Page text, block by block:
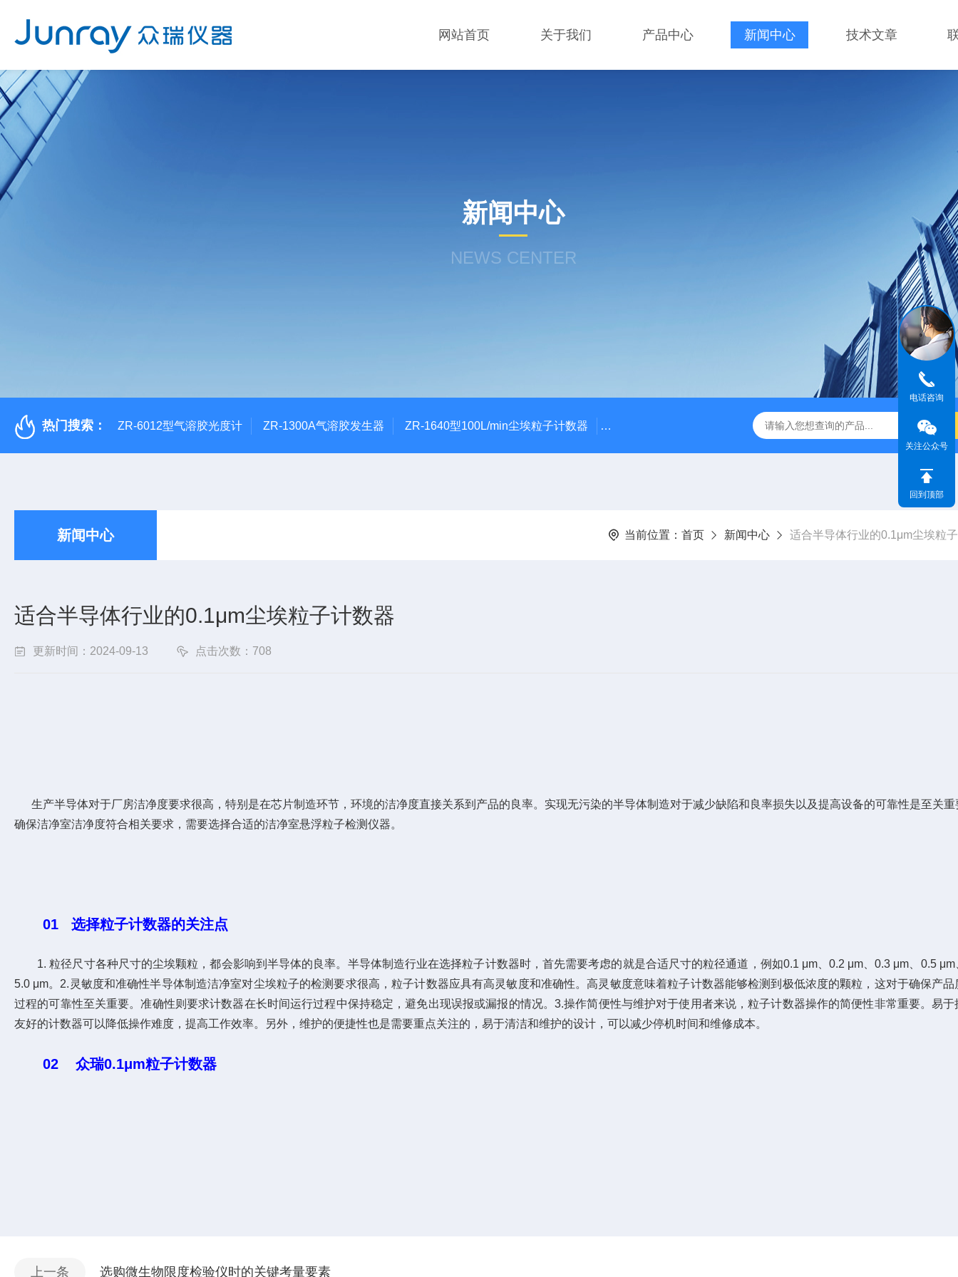
网站首页 关于我们 产品中心 新闻中心 技术文章
新闻中心
NEWS CENTER
热门搜索： ZR-6012型气溶胶光度计 ZR-1300A气溶胶发生器 ZR-1640型100L/min尘埃粒子计数器 ZR-1630型28.3L/min尘埃粒子计数器 ZR-2050A型空气浮游菌采
新闻中心 当前位置： 首页 新闻中心 适合半导体行业的0.1μm尘埃粒
适合半导体行业的0.1μm尘埃粒子计数器
更新时间：2024-09-13 点击次数：708
生产半导体对于厂房洁净度要求很高，特别是在芯片制造环节，环境的洁净度直接关系到产品的良率。实现无污染的半导体制造对于减少缺陷和良率损失以及提高设备的可靠性是至关重
确保洁净室洁净度符合相关要求，需要选择合适的洁净室悬浮粒子检测仪器。
01 选择粒子计数器的关注点
1. 粒径尺寸各种尺寸的尘埃颗粒，都会影响到半导体的良率。半导体制造行业在选择粒子计数器时，首先需要考虑的就是合适尺寸的粒径通道，例如0.1 μm、0.2 μm、0.3 μm、0.5 μm
5.0 μm。2.灵敏度和准确性半导体制造洁净室对尘埃粒子的检测要求很高，粒子计数器应具有高灵敏度和准确性。高灵敏度意味着粒子计数器能够检测到极低浓度的颗粒，这对于确保产品
过程的可靠性至关重要。准确性则要求计数器在长时间运行过程中保持稳定，避免出现误报或漏报的情况。3.操作简便性与维护对于使用者来说，粒子计数器操作的简便性非常重要。易于
友好的计数器可以降低操作难度，提高工作效率。另外，维护的便捷性也是需要重点关注的，易于清洁和维护的设计，可以减少停机时间和维修成本。
02 众瑞0.1μm粒子计数器
上一条 选购微生物限度检验仪时的关键考量要素
电话咨询
关注公众号
回到顶部